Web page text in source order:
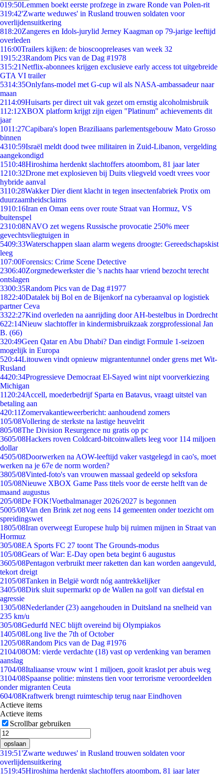
019:50Lemmen boekt eerste profzege in zware Ronde van Polen-rit
319:42'Zwarte weduwes' in Rusland trouwen soldaten voor
overlijdensuitkering
818:20Zangeres en Idols-jurylid Jerney Kaagman op 79-jarige leeftijd
overleden
116:00Trailers kijken: de bioscoopreleases van week 32
1915:23Random Pics van de Dag #1978
315:21Netflix-abonnees krijgen exclusieve early access tot uitgebreide
GTA VI trailer
5314:35Onlyfans-model met G-cup wil als NASA-ambassadeur naar
maan
2114:09Huisarts per direct uit vak gezet om ernstig alcoholmisbruik
112:12XBOX platform krijgt zijn eigen "Platinum" achievements dit
jaar
1011:27Capibara's lopen Braziliaans parlementsgebouw Mato Grosso
binnen
4310:59Israël meldt dood twee militairen in Zuid-Libanon, vergelding
aangekondigd
1510:48Hiroshima herdenkt slachtoffers atoombom, 81 jaar later
1210:32Drone met explosieven bij Duits vliegveld voedt vrees voor
hybride aanval
3110:28Wakker Dier dient klacht in tegen insectenfabriek Protix om
duurzaamheidsclaims
1910:16Iran en Oman eens over route Straat van Hormuz, VS
buitenspel
2310:08NAVO zet wegens Russische provocatie 250% meer
gevechtsvliegtuigen in
5409:33Waterschappen slaan alarm wegens droogte: Gereedschapskist
leeg
107:00Forensics: Crime Scene Detective
2306:40Zorgmedewerkster die 's nachts haar vriend bezocht terecht
ontslagen
3300:35Random Pics van de Dag #1977
1822:40Datalek bij Bol en de Bijenkorf na cyberaanval op logistiek
partner Ceva
3322:27Kind overleden na aanrijding door AH-bestelbus in Dordrecht
622:14Nieuw slachtoffer in kindermisbruikzaak zorgprofessional Jan
B. (66)
320:49Geen Qatar en Abu Dhabi? Dan eindigt Formule 1-seizoen
mogelijk in Europa
520:44Litouwen vindt opnieuw migrantentunnel onder grens met Wit-
Rusland
4420:34Progressieve Democraat El-Sayed wint nipt voorverkiezing
Michigan
11 20:24Accell, moederbedrijf Sparta en Batavus, vraagt uitstel van
betaling aan
420:11 Zomervakantieweerbericht: aanhoudend zomers
105/08Vollering de sterkste na lastige heuvelrit
805/08The Division Resurgence nu gratis op pc
3605/08Hackers roven Coldcard-bitcoinwallets leeg voor 114 miljoen
dollar
4505/08Doorwerken na AOW-leeftijd vaker vastgelegd in cao's, moet
werken na je 67e de norm worden?
3805/08Vinted-foto's van vrouwen massaal gedeeld op seksfora
105/08Nieuwe XBOX Game Pass titels voor de eerste helft van de
maand augustus
205/08De FOK!Voetbalmanager 2026/2027 is begonnen
5005/08Van den Brink zet nog eens 14 gemeenten onder toezicht om
spreidingswet
1805/08Iran overweegt Europese hulp bij ruimen mijnen in Straat van
Hormuz
305/08EA Sports FC 27 toont The Grounds-modus
105/08Gears of War: E-Day open beta begint 6 augustus
3605/08Pentagon verbruikt meer raketten dan kan worden aangevuld,
tekort dreigt
2105/08Tanken in België wordt nóg aantrekkelijker
3405/08Dirk sluit supermarkt op de Wallen na golf van diefstal en
agressie
1305/08Nederlander (23) aangehouden in Duitsland na snelheid van
235 km/u
305/08Gedurfd NEC blijft overeind bij Olympiakos
1405/08Long live the 7th of October
1205/08Random Pics van de Dag #1976
2104/08OM: vierde verdachte (18) vast op verdenking van beramen
aanslag
1704/08Italiaanse vrouw wint 1 miljoen, gooit kraslot per abuis weg
3104/08Spaanse politie: minstens tien voor terrorisme veroordeelden
onder migranten Ceuta
604/08Kraftwerk brengt ruimteschip terug naar Eindhoven
Actieve items
Actieve items
Scrollbar gebruiken
opslaan
319:51'Zwarte weduwes' in Rusland trouwen soldaten voor
overlijdensuitkering
1519:45Hiroshima herdenkt slachtoffers atoombom, 81 jaar later